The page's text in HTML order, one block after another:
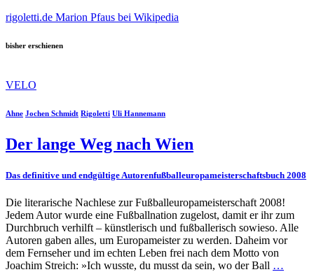
rigoletti.de Marion Pfaus bei Wikipedia
bisher erschienen
VELO
Ahne Jochen Schmidt Rigoletti Uli Hannemann
Der lange Weg nach Wien
Das definitive und endgültige Autorenfußballeuropameisterschaftsbuch 2008
Die literarische Nachlese zur Fußballeuropameisterschaft 2008!
Jedem Autor wurde eine Fußballnation zugelost, damit er ihr zum
Durchbruch verhilft – künstlerisch und fußballerisch sowieso. Alle
Autoren gaben alles, um Europameister zu werden. Daheim vor
dem Fernseher und im echten Leben frei nach dem Motto von
Joachim Streich: »Ich wusste, du musst da sein, wo der Ball …